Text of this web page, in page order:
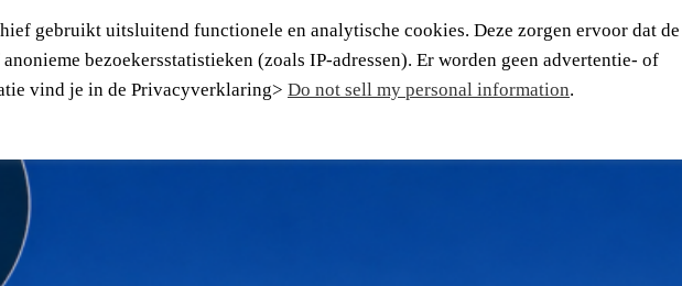
gebruikt uitsluitend functionele en analytische cookies. Deze zorgen ervoor dat de
bezoekersstatistieken (zoals IP-adressen). Er worden geen advertentie- of
vind je in de Privacyverklaring> Do not sell my personal information.